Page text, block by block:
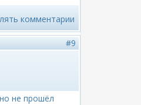
комментарии
#9
не прошёл